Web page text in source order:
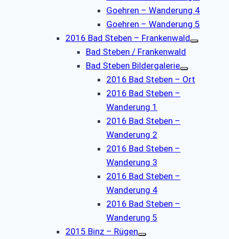
Goehren – Wanderung 4
Goehren – Wanderung 5
2016 Bad Steben – Frankenwald
Bad Steben / Frankenwald
Bad Steben Bildergalerie
2016 Bad Steben – Ort
2016 Bad Steben –
Wanderung 1
2016 Bad Steben –
Wanderung 2
2016 Bad Steben –
Wanderung 3
2016 Bad Steben –
Wanderung 4
2016 Bad Steben –
Wanderung 5
2015 Binz – Rügen